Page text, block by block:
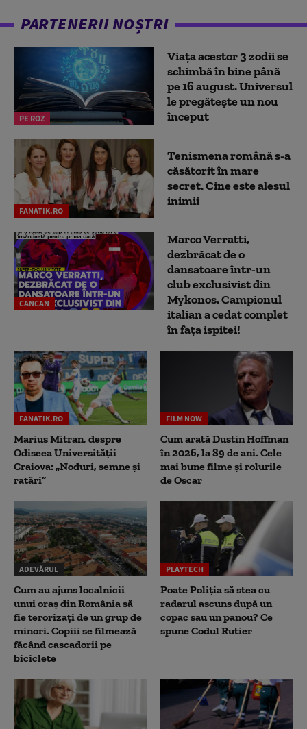
PARTENERII NOȘTRI
PE ROZ
Viața acestor 3 zodii se
schimbă în bine până
pe 16 august. Universul
le pregătește un nou
început
FANATIK.RO
Tenismena română s-a
căsătorit în mare
secret. Cine este alesul
inimii
CANCAN
Marco Verratti,
dezbrăcat de o
dansatoare într-un
club exclusivist din
Mykonos. Campionul
italian a cedat complet
în fața ispitei!
FANATIK.RO
Marius Mitran, despre
Odiseea Universității
Craiova: „Noduri, semne și
ratări”
FILM NOW
Cum arată Dustin Hoffman
în 2026, la 89 de ani. Cele
mai bune filme și rolurile
de Oscar
ADEVĂRUL
Cum au ajuns localnicii
unui oraș din România să
fie terorizați de un grup de
minori. Copiii se filmează
făcând cascadorii pe
biciclete
PLAYTECH
Poate Poliția să stea cu
radarul ascuns după un
copac sau un panou? Ce
spune Codul Rutier